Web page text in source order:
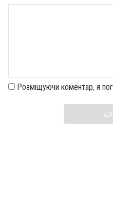
Розміщуючи коментар, я